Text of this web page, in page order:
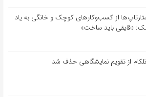
از کسب‌وکارهای کوچک و خانگی به یاد
«قایقی باید ساخت»
از تقویم نمایشگاهی حذف شد